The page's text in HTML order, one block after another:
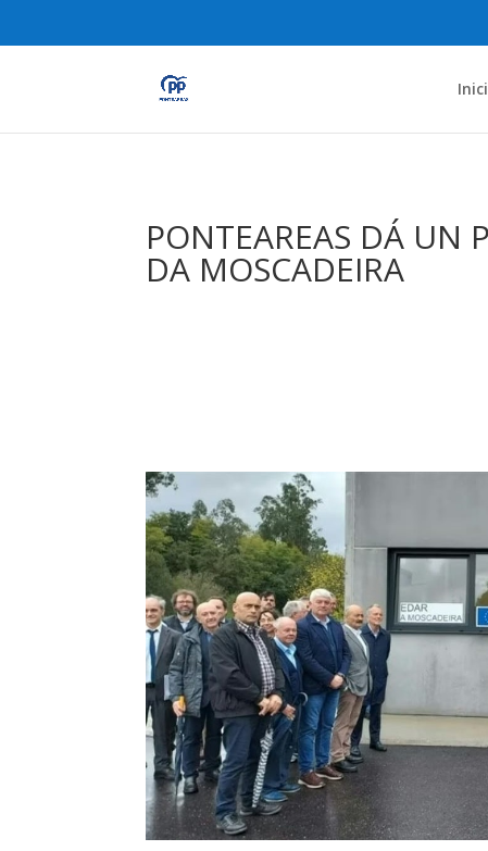
PONTEAREAS DÁ UN
DA MOSCADEIRA